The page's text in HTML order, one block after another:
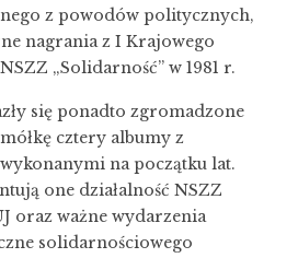
z powodów politycznych,
nagrania z I Krajowego
„Solidarność” w 1981 r.
się ponadto zgromadzone
cztery albumy z
na początku lat.
one działalność NSZZ
oraz ważne wydarzenia
solidarnościowego